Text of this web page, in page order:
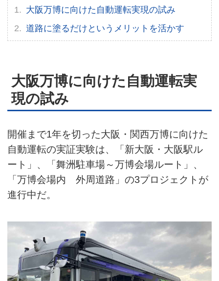
お問い合せ
広告掲載について
大阪万博に向けた自動運転実現の試み
道路に塗るだけというメリットを活かす
大阪万博に向けた自動運転実
現の試み
開催まで1年を切った大阪・関西万博に向けた
自動運転の実証実験は、「新大阪・大阪駅ル
ート」、「舞洲駐車場～万博会場ルート」、
「万博会場内 外周道路」の3プロジェクトが
進行中だ。